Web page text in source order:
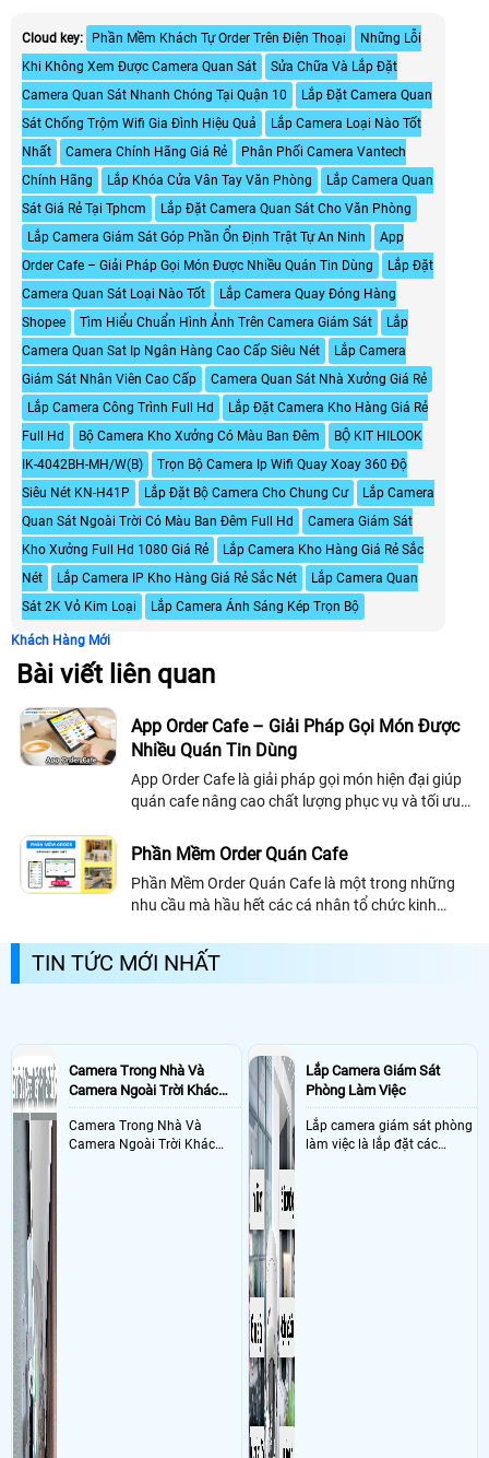
Cloud key: Phần Mềm Khách Tự Order Trên Điện Thoại
Những Lỗi
Khi Không Xem Được Camera Quan Sát
Sửa Chữa Và Lắp Đặt
Camera Quan Sát Nhanh Chóng Tại Quận 10
Lắp Đặt Camera Quan
Sát Chống Trộm Wifi Gia Đình Hiệu Quả
Lắp Camera Loại Nào Tốt
Nhất
Camera Chính Hãng Giá Rẻ
Phân Phối Camera Vantech
Chính Hãng
Lắp Khóa Cửa Vân Tay Văn Phòng
Lắp Camera Quan
Sát Giá Rẻ Tại Tphcm
Lắp Đặt Camera Quan Sát Cho Văn Phòng
Lắp Camera Giám Sát Góp Phần Ổn Định Trật Tự An Ninh
App
Order Cafe – Giải Pháp Gọi Món Được Nhiều Quán Tin Dùng
Lắp Đặt
Camera Quan Sát Loại Nào Tốt
Lắp Camera Quay Đóng Hàng
Shopee
Tìm Hiểu Chuẩn Hình Ảnh Trên Camera Giám Sát
Lắp
Camera Quan Sat Ip Ngân Hàng Cao Cấp Siêu Nét
Lắp Camera
Giám Sát Nhân Viên Cao Cấp
Camera Quan Sát Nhà Xưởng Giá Rẻ
Lắp Camera Công Trình Full Hd
Lắp Đặt Camera Kho Hàng Giá Rẻ
Full Hd
Bộ Camera Kho Xưởng Có Màu Ban Đêm
BỘ KIT HILOOK
IK-4042BH-MH/W(B)
Trọn Bộ Camera Ip Wifi Quay Xoay 360 Độ
Siêu Nét KN-H41P
Lắp Đặt Bộ Camera Cho Chung Cư
Lắp Camera
Quan Sát Ngoài Trời Có Màu Ban Đêm Full Hd
Camera Giám Sát
Kho Xưởng Full Hd 1080 Giá Rẻ
Lắp Camera Kho Hàng Giá Rẻ Sắc
Nét
Lắp Camera IP Kho Hàng Giá Rẻ Sắc Nét
Lắp Camera Quan
Sát 2K Vỏ Kim Loại
Lắp Camera Ánh Sáng Kép Trọn Bộ
Khách Hàng Mới
Bài viết liên quan
App Order Cafe – Giải Pháp Gọi Món Được
Nhiều Quán Tin Dùng
App Order Cafe là giải pháp gọi món hiện đại giúp
quán cafe nâng cao chất lượng phục vụ và tối ưu
Phần Mềm Order Quán Cafe
Phần Mềm Order Quán Cafe là một trong những
nhu cầu mà hầu hết các cá nhân tổ chức kinh
phục vụ tại quán luôn là điểm mà khách hàng...
TIN TỨC MỚI NHẤT
Camera Trong Nhà Và
Camera Ngoài Trời Khác
Nhau Như Thế Nào
Camera Trong Nhà Và
Camera Ngoài Trời Khác
Lắp Camera Giám Sát
Phòng Làm Việc
Lắp camera giám sát phòng
làm việc là lắp đặt các